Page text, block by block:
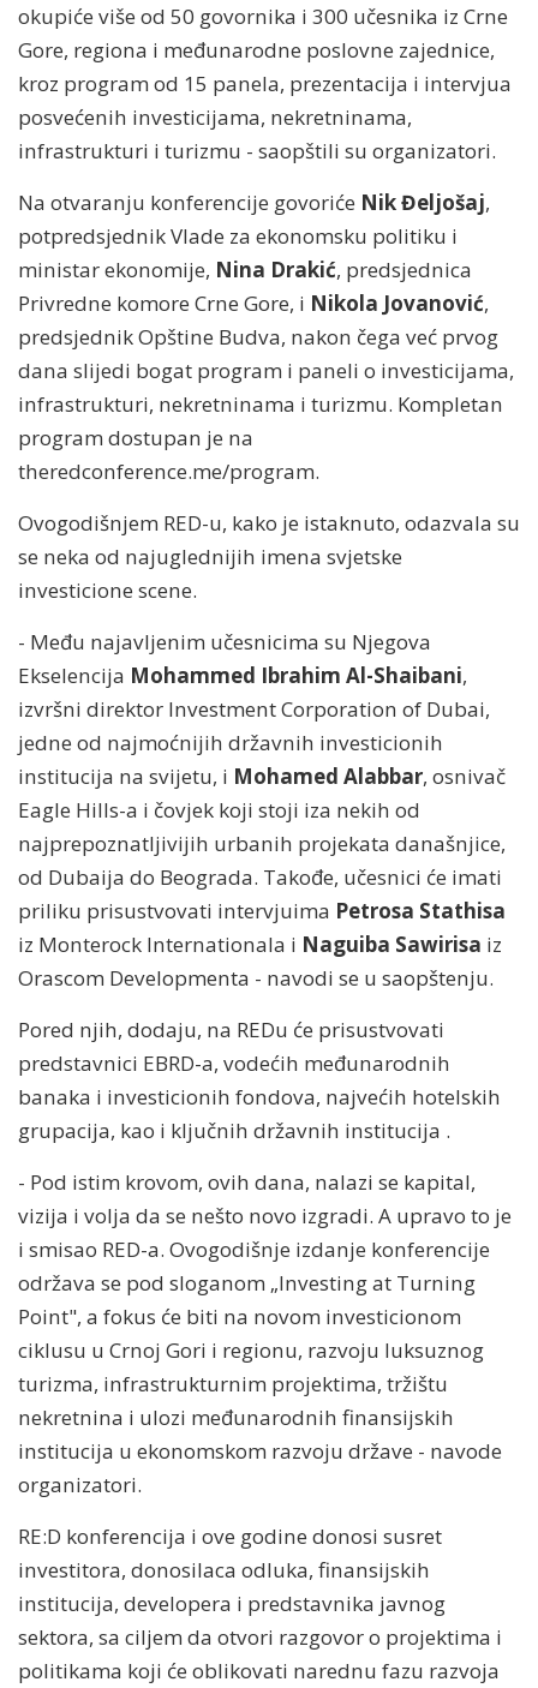
okupiće više od 50 govornika i 300 učesnika iz Crne
Gore, regiona i međunarodne poslovne zajednice,
kroz program od 15 panela, prezentacija i intervjua
posvećenih investicijama, nekretninama,
infrastrukturi i turizmu - saopštili su organizatori.
Na otvaranju konferencije govoriće Nik Đeljošaj,
potpredsjednik Vlade za ekonomsku politiku i
ministar ekonomije, Nina Drakić, predsjednica
Privredne komore Crne Gore, i Nikola Jovanović,
predsjednik Opštine Budva, nakon čega već prvog
dana slijedi bogat program i paneli o investicijama,
infrastrukturi, nekretninama i turizmu. Kompletan
program dostupan je na
theredconference.me/program.
Ovogodišnjem RED-u, kako je istaknuto, odazvala su
se neka od najuglednijih imena svjetske
investicione scene.
- Među najavljenim učesnicima su Njegova
Ekselencija Mohammed Ibrahim Al-Shaibani,
izvršni direktor Investment Corporation of Dubai,
jedne od najmoćnijih državnih investicionih
institucija na svijetu, i Mohamed Alabbar, osnivač
Eagle Hills-a i čovjek koji stoji iza nekih od
najprepoznatljivijih urbanih projekata današnjice,
od Dubaija do Beograda. Takođe, učesnici će imati
priliku prisustvovati intervjuima Petrosa Stathisa
iz Monterock Internationala i Naguiba Sawirisa iz
Orascom Developmenta - navodi se u saopštenju.
Pored njih, dodaju, na REDu će prisustvovati
predstavnici EBRD-a, vodećih međunarodnih
banaka i investicionih fondova, najvećih hotelskih
grupacija, kao i ključnih državnih institucija .
- Pod istim krovom, ovih dana, nalazi se kapital,
vizija i volja da se nešto novo izgradi. A upravo to je
i smisao RED-a. Ovogodišnje izdanje konferencije
održava se pod sloganom „Investing at Turning
Point", a fokus će biti na novom investicionom
ciklusu u Crnoj Gori i regionu, razvoju luksuznog
turizma, infrastrukturnim projektima, tržištu
nekretnina i ulozi međunarodnih finansijskih
institucija u ekonomskom razvoju države - navode
organizatori.
RE:D konferencija i ove godine donosi susret
investitora, donosilaca odluka, finansijskih
institucija, developera i predstavnika javnog
sektora, sa ciljem da otvori razgovor o projektima i
politikama koji će oblikovati narednu fazu razvoja